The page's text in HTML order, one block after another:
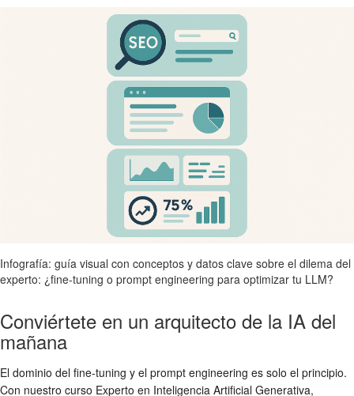
Infografía: guía visual con conceptos y datos clave sobre el dilema del
experto: ¿fine-tuning o prompt engineering para optimizar tu LLM?
Conviértete en un arquitecto de la IA del
mañana
El dominio del fine-tuning y el prompt engineering es solo el principio.
Con nuestro curso Experto en Inteligencia Artificial Generativa,